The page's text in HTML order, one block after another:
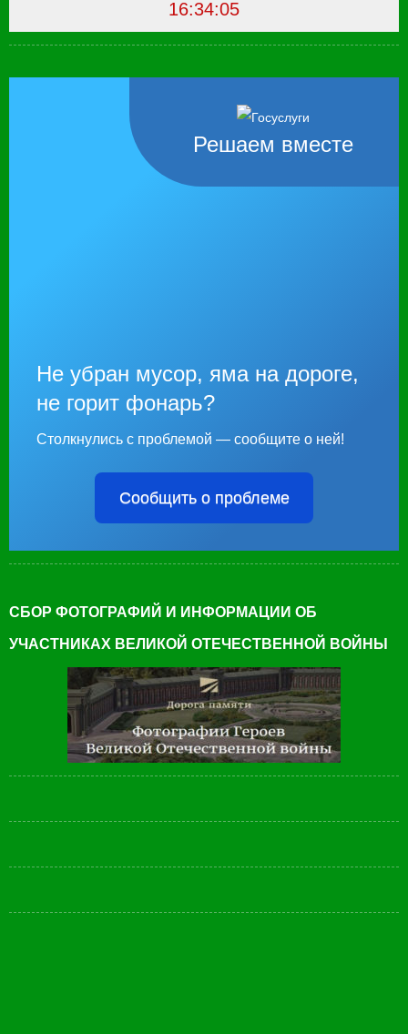
16:34:06
Решаем вместе
Не убран мусор, яма на дороге,
не горит фонарь?
Столкнулись с проблемой — сообщите о ней!
Сообщить о проблеме
СБОР ФОТОГРАФИЙ И ИНФОРМАЦИИ ОБ
УЧАСТНИКАХ ВЕЛИКОЙ ОТЕЧЕСТВЕННОЙ ВОЙНЫ